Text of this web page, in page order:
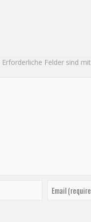
Erforderliche Felder sind mit